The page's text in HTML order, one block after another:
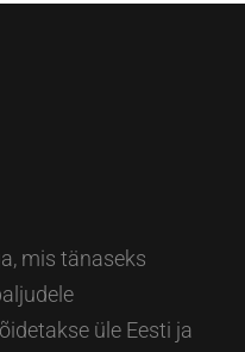
mis tänaseks
üle Eesti ja